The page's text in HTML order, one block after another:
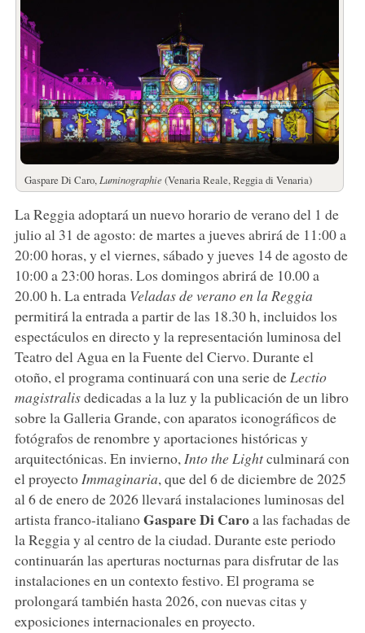
Gaspare Di Caro, Luminographie (Venaria Reale, Reggia di Venaria)
La Reggia adoptará un nuevo horario de verano del 1 de
julio al 31 de agosto: de martes a jueves abrirá de 11:00 a
20:00 horas, y el viernes, sábado y jueves 14 de agosto de
10:00 a 23:00 horas. Los domingos abrirá de 10.00 a
20.00 h. La entrada Veladas de verano en la Reggia
permitirá la entrada a partir de las 18.30 h, incluidos los
espectáculos en directo y la representación luminosa del
Teatro del Agua en la Fuente del Ciervo. Durante el
otoño, el programa continuará con una serie deLectio
magistralisdedicadas a la luz y la publicación de un libro
sobre la Galleria Grande, con aparatos iconográficos de
fotógrafos de renombre y aportaciones históricas y
arquitectónicas. En invierno,Into the Lightculminará con
el proyectoImmaginaria, que del 6 de diciembre de 2025
al 6 de enero de 2026 llevará instalaciones luminosas del
artista franco-italianoGaspare Di Caroa las fachadas de
la Reggia y al centro de la ciudad. Durante este periodo
continuarán las aperturas nocturnas para disfrutar de las
instalaciones en un contexto festivo. El programa se
prolongará también hasta 2026, con nuevas citas y
exposiciones internacionales en proyecto.